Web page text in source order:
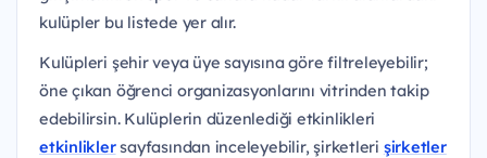
kulüpler bu listede yer alır.
Kulüpleri şehir veya üye sayısına göre filtreleyebilir;
öne çıkan öğrenci organizasyonlarını vitrinden takip
edebilirsin. Kulüplerin düzenlediği etkinlikleri
etkinliklersayfasından inceleyebilir, şirketleri şirketler